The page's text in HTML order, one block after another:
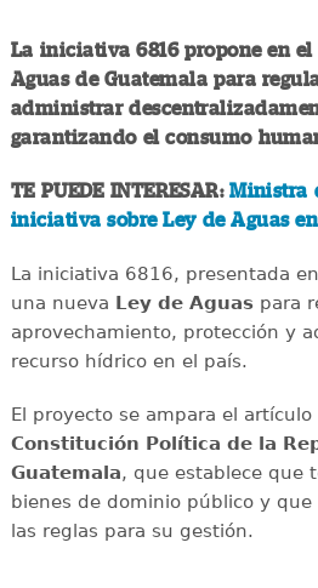
La iniciativa 6816 propone en el
Aguas de Guatemala para
administrar
garantizando el consumo
TE PUEDE INTERESAR:Ministra
iniciativa sobre Ley de Aguas
La iniciativa 6816, presentada
una nueva Ley de Aguaspara
aprovechamiento, protección y
recurso hídrico en el país.
El proyecto se ampara el
Constitución Política de la
Guatemala, que establece que
bienes de dominio público y
las reglas para su gestión.